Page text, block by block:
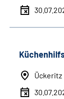
Ückeritz